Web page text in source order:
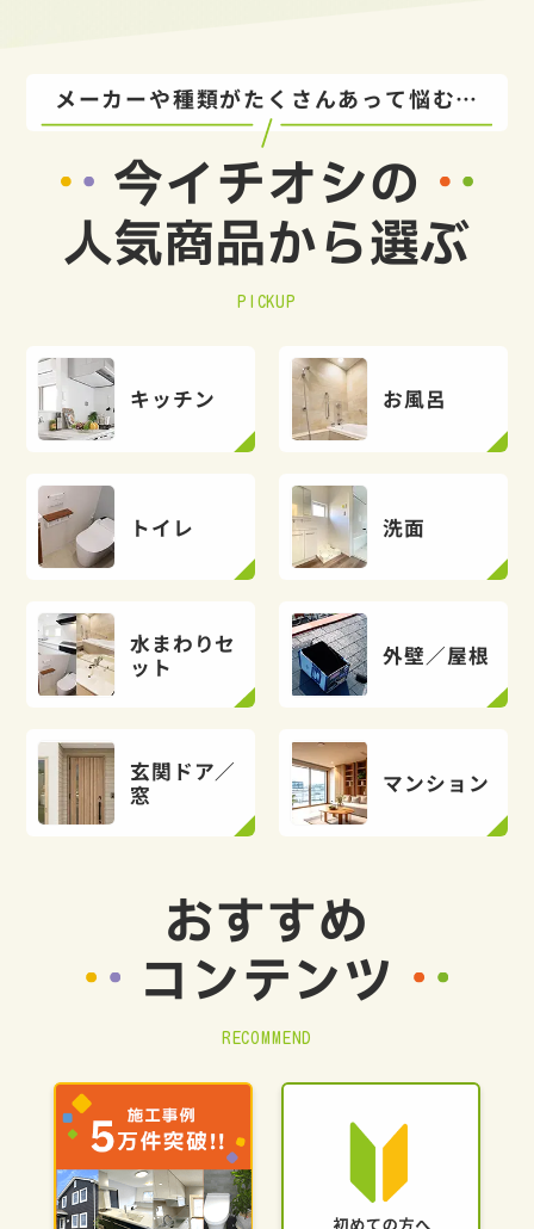
メーカーや種類がたくさんあって悩む…
今イチオシの
人気商品から選ぶ
PICKUP
キッチン お風呂
トイレ 洗面
水まわりセ
ット
外壁／屋根
玄関ドア／
窓
マンション
おすすめ
コンテンツ
RECOMMEND